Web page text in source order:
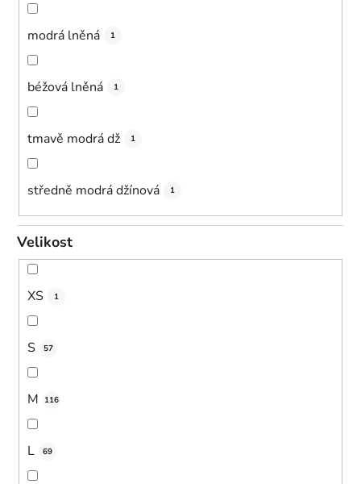
modrá lněná 1
béžová lněná 1
tmavě modrá dž 1
středně modrá džínová 1
Velikost
XS 1
S 57
M 116
L 69